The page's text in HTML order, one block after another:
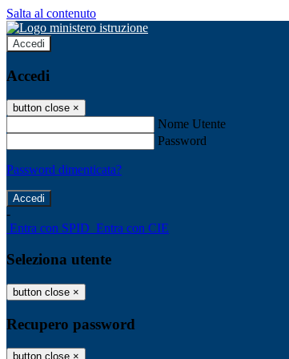
Salta al contenuto
Accedi
Accedi
button close ×
Nome Utente
Password
Password dimenticata?
-
Entra con SPID Entra con CIE
Seleziona utente
button close ×
Recupero password
button close ×